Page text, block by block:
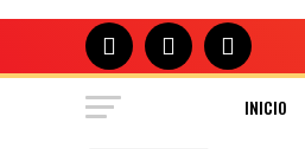
INICIO